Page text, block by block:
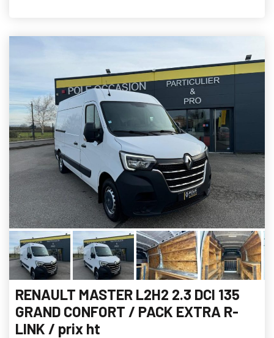
RENAULT MASTER L2H2 2.3 DCI 135
GRAND CONFORT / PACK EXTRA R-
LINK / prix ht